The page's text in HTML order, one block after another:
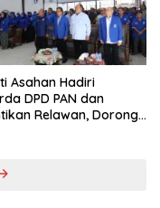
Asahan Hadiri
DPD PAN dan
Relawan, Dorong